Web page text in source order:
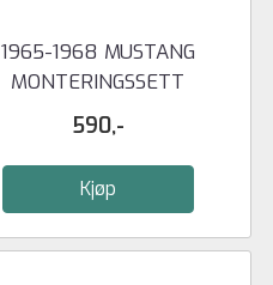
1965-1968 MUSTANG
MONTERINGSSETT
STØTFANGER BAK
590,-
Kjøp